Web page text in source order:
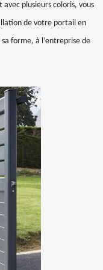
plusieurs coloris, vous
de votre portail en
forme, à l’entreprise de